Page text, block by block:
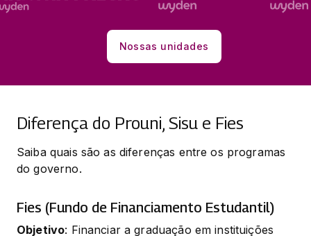
Nossas unidades
Diferença do Prouni, Sisu e Fies
Saiba quais são as diferenças entre os programas
do governo.
Fies (Fundo de Financiamento Estudantil)
Objetivo: Financiar a graduação em instituições